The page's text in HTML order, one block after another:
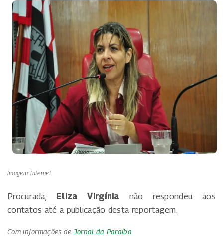
Imagem: Internet
Procurada, Eliza Virgínia não respondeu aos
contatos até a publicação desta reportagem.
Com informações de Jornal da Paraíba